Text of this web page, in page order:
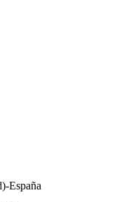
España